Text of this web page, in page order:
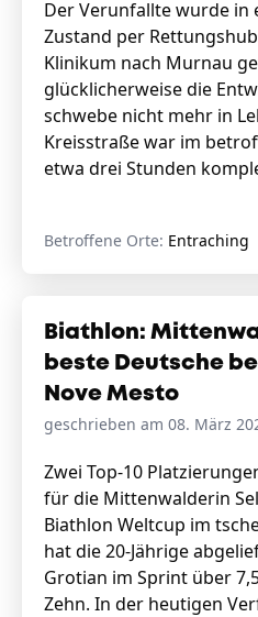
Der Verunfallte wurde in
Zustand per
Klinikum nach Murnau
glücklicherweise die
schwebe nicht mehr in
Kreisstraße war im
etwa drei Stunden
Betroffene Orte: Entraching
Biathlon:
beste Deutsche
Nove Mesto
geschrieben am 08. März
Zwei Top-10
für die Mittenwalderin
Biathlon Weltcup im
hat die 20-Jährige
Grotian im Sprint über
Zehn. In der heutigen